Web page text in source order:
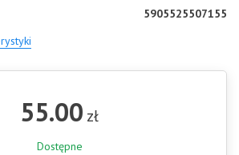
5905525507155
55.00 zł
Dostępne